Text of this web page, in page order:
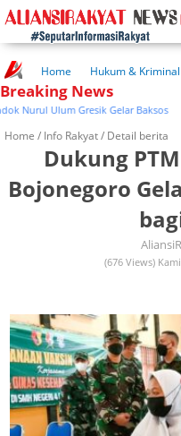
Home Hukum & Kriminal
Kuliner Rakyat
Wisata Rakyat
Pendidikan
Kesehatan
Breaking News
Ulum Gresik Gelar Baksos
Home / Info Rakyat/ Detail berita
Dukung
Bojonegoro
(676 Views)